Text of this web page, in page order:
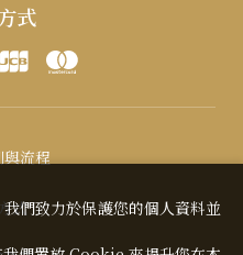
式
流程
式們致力於保護您的個人資料並